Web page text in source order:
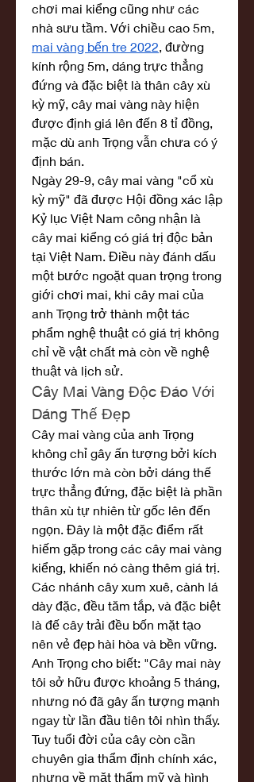
chơi mai kiểng cũng như các
mai vàng bến tre 2022, đường
kính rộng 5m, dáng trực thẳng
đứng và đặc biệt là thân cây xù
kỳ mỹ, cây mai vàng này hiện
được định giá lên đến 8 tỉ đồng,
mặc dù anh Trọng vẫn chưa có ý
định bán.
Ngày 29-9, cây mai vàng "cổ xù
kỳ mỹ" đã được Hội đồng xác lập
Kỷ lục Việt Nam công nhận là
cây mai kiểng có giá trị độc bản
tại Việt Nam. Điều này đánh dấu
một bước ngoặt quan trọng trong
giới chơi mai, khi cây mai của
anh Trọng trở thành một tác
phẩm nghệ thuật có giá trị không
chỉ về vật chất mà còn về nghệ
thuật và lịch sử.
Cây Mai Vàng Độc Đáo Với
Dáng Thế Đẹp
Cây mai vàng của anh Trọng
không chỉ gây ấn tượng bởi kích
thước lớn mà còn bởi dáng thế
trực thẳng đứng, đặc biệt là phần
thân xù tự nhiên từ gốc lên đến
ngọn. Đây là một đặc điểm rất
hiếm gặp trong các cây mai vàng
kiểng, khiến nó càng thêm giá trị.
Các nhánh cây xum xuê, cành lá
dày đặc, đều tăm tắp, và đặc biệt
là đế cây trải đều bốn mặt tạo
nên vẻ đẹp hài hòa và bền vững.
Anh Trọng cho biết: "Cây mai này
tôi sở hữu được khoảng 5 tháng,
nhưng nó đã gây ấn tượng mạnh
ngay từ lần đầu tiên tôi nhìn thấy.
Tuy tuổi đời của cây còn cần
chuyên gia thẩm định chính xác,
nhưng về mặt thẩm mỹ và hình